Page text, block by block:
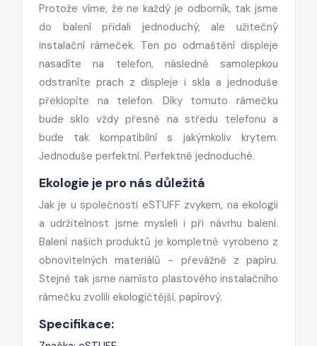
Protože víme, že ne každý je odborník, tak jsme
do balení přidali jednoduchý, ale užitečný
instalační rámeček. Ten po odmaštění displeje
nasadíte na telefon, následně samolepkou
odstraníte prach z displeje i skla a jednoduše
překlopíte na telefon. Díky tomuto rámečku
bude sklo vždy přesně na středu telefonu a
bude tak kompatibilní s jakýmkoliv krytem.
Jednoduše perfektní. Perfektně jednoduché.
Ekologie je pro nás důležitá
Jak je u společnosti eSTUFF zvykem, na ekologii
a udržitelnost jsme mysleli i při návrhu balení.
Balení našich produktů je kompletně vyrobeno z
obnovitelných materiálů - převážně z papíru.
Stejně tak jsme namísto plastového instalačního
rámečku zvolili ekologičtější, papírový.
Specifikace: